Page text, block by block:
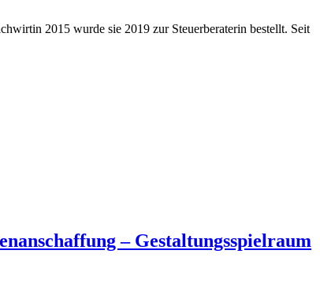
2015 wurde sie 2019 zur Steuerberaterin bestellt. Seit
– Gestaltungsspielraum